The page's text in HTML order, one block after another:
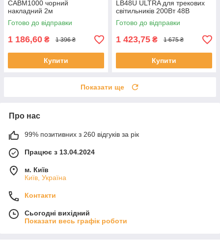
CABM1000 чорний
накладний 2м
Готово до відправки
1 186,60 ₴ 1 396 ₴
Купити
LB48U ULTRA для трекових
світильників 200Вт 48В
Готово до відправки
1 423,75 ₴ 1 675 ₴
Купити
Показати ще
Про нас
99% позитивних з 260 відгуків за рік
Працює з 13.04.2024
м. Київ
Київ, Україна
Контакти
Сьогодні вихідний
Показати весь графік роботи